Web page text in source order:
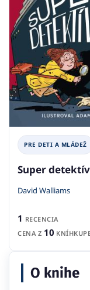
PRE DETI A MLÁDEŽ
Super
David Walliams
1 RECENCIA
CENA Z 10
O knihe